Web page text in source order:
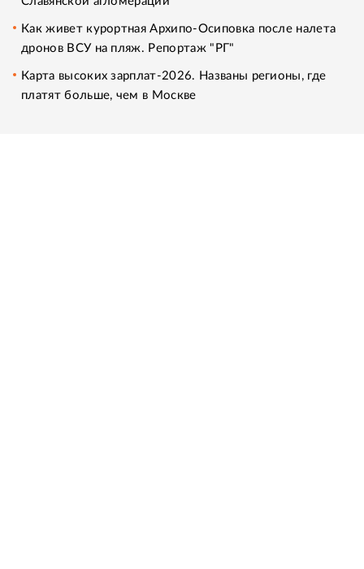
Как живет курортная Архипо-Осиповка после налета
дронов ВСУ на пляж. Репортаж "РГ"
Карта высоких зарплат-2026. Названы регионы, где
платят больше, чем в Москве